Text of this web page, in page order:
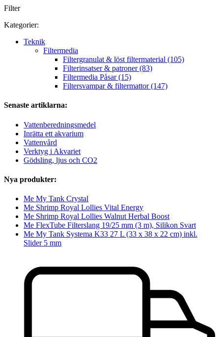
Filter
Kategorier:
Teknik
Filtermedia
Filtergranulat & löst filtermaterial (105)
Filterinsatser & patroner (83)
Filtermedia Påsar (15)
Filtersvampar & filtermattor (147)
Senaste artiklarna:
Vattenberedningsmedel
Inrätta ett akvarium
Vattenvård
Verktyg i Akvariet
Gödsling, ljus och CO2
Nya produkter:
Me My Tank Crystal
Me Shrimp Royal Lollies Vital Energy
Me Shrimp Royal Lollies Walnut Herbal Boost
Me FlexTube Filterslang 19/25 mm (3 m), Silikon Svart
Me My Tank Systema K33 27 L (33 x 38 x 22 cm) inkl.
Slider 5 mm